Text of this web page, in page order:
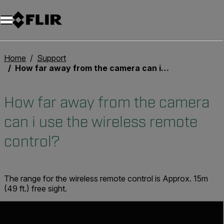
Unread messages
Modello
Rimuovi
articoli
articolo
Aggiungi al carrello
Aggiunto al carrello
Home
Support
How far away from the camera can i use the wireless remote control?
How far away from the camera
can i use the wireless remote
control?
The range for the wireless remote control is Approx. 15m
(49 ft.) free sight.